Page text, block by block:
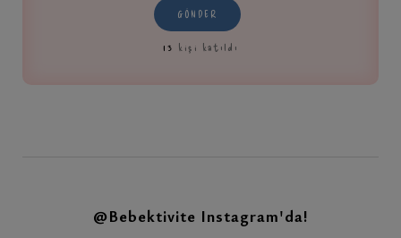
GÖNDER
13 kişi katıldı
@Bebektivite Instagram'da!